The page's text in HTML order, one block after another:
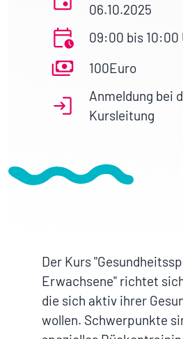
06.10.2025
09:00 bis 10:00
100Euro
Anmeldung bei
Kursleitung
Der Kurs
Erwachsene" richtet
die sich aktiv ihrer
wollen. Schwerpunkte